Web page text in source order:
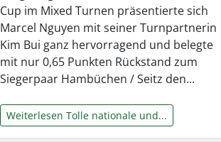
Cup im Mixed Turnen präsentierte sich
Marcel Nguyen mit seiner Turnpartnerin
Kim Bui ganz hervorragend und belegte
mit nur 0,65 Punkten Rückstand zum
Siegerpaar Hambüchen / Seitz den...
Weiterlesen Tolle nationale und...